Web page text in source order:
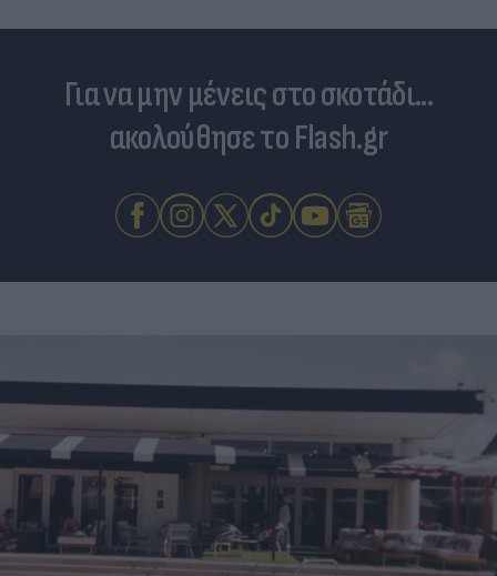
Για να μην μένεις στο σκοτάδι...
ακολούθησε το Flash.gr